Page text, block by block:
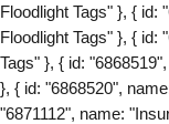
Floodlight Tags" }, { id:
Floodlight Tags" }, { id:
Tags" }, { id:
}, { id: "6868520",
"6871112", name: